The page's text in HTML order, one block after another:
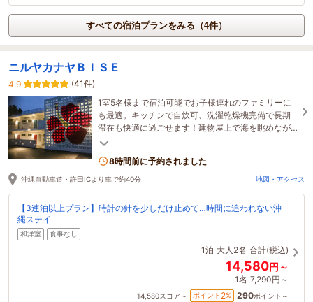
すべての宿泊プランをみる（4件）
ニルヤカナヤＢＩＳＥ
4.9
(41件)
1室5名様まで宿泊可能でお子様連れのファミリーに
も最適。キッチンで自炊可、洗濯乾燥機完備で長期
滞在も快適に過ごせます！建物屋上で海を眺めなが
らのBBQが好評！美ら海水族館まで徒歩約9分
8時間前に予約されました
沖縄自動車道・許田ICより車で約40分 地図・アクセス
【3連泊以上プラン】時計の針を少しだけ止めて…時間に追われない沖
縄ステイ
和洋室 食事なし
1泊 大人2名 合計(税込)
14,580円～
1名 7,290円～
14,580スコア～ ポイント 2% 290ポイント～